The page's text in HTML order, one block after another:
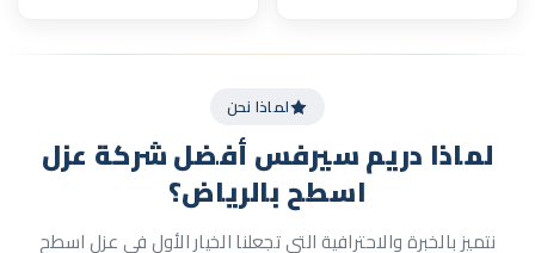
لماذا نحن
لماذا دريم سيرفسأفضل شركة عزل
اسطح بالرياض؟
نتميز بالخبرة والاحترافية التي تجعلنا الخيار الأول في عزل اسطح